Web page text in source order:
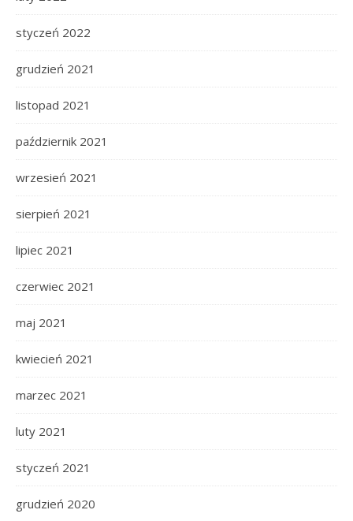
styczeń 2022
grudzień 2021
listopad 2021
październik 2021
wrzesień 2021
sierpień 2021
lipiec 2021
czerwiec 2021
maj 2021
kwiecień 2021
marzec 2021
luty 2021
styczeń 2021
grudzień 2020